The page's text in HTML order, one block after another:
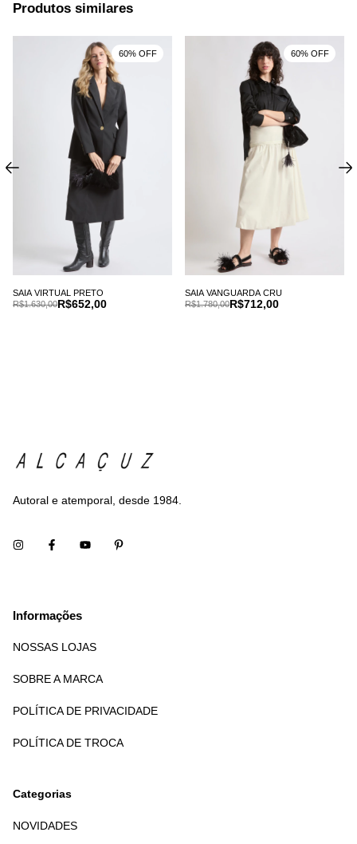
Produtos similares
SAIA VIRTUAL PRETO
R$652,00
R$1.630,00
60% OFF
SAIA VANGUARDA CRU
R$712,00
R$1.780,00
60% OFF
Autoral e atemporal, desde 1984.
Informações
NOSSAS LOJAS
SOBRE A MARCA
POLÍTICA DE PRIVACIDADE
POLÍTICA DE TROCA
Categorias
NOVIDADES